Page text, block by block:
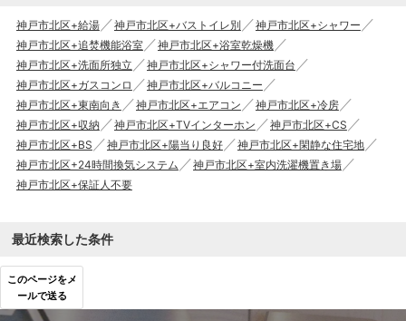
神戸市北区+給湯 神戸市北区+バストイレ別
神戸市北区+シャワー
神戸市北区+追焚機能浴室
神戸市北区+浴室乾燥機
神戸市北区+洗面所独立
神戸市北区+シャワー付洗面台
神戸市北区+ガスコンロ
神戸市北区+バルコニー
神戸市北区+東南向き
神戸市北区+エアコン
神戸市北区+冷房
神戸市北区+収納
神戸市北区+TVインターホン
神戸市北区+CS
神戸市北区+BS
神戸市北区+陽当り良好
神戸市北区+閑静な住宅地
神戸市北区+24時間換気システム
神戸市北区+室内洗濯機置き場
神戸市北区+保証人不要
最近検索した条件
このページをメ
ールで送る